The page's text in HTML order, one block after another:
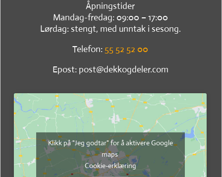
Åpningstider
Mandag-fredag: 09:00 – 17:00
Lørdag: stengt, med unntak i sesong.
Telefon: 55 52 52 00
Epost: post@dekkogdeler.com
Klikk på "Jeg godtar" for å aktivere Google
maps
Cookie-erklæring